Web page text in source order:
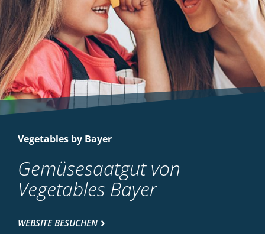
Vegetables by Bayer
Gemüsesaatgut von
Vegetables Bayer
WEBSITE BESUCHEN